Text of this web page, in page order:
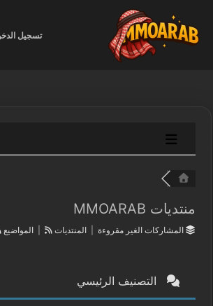
المحتوى
تسجيل
منتديات MMOARAB
المشاركات الغير مقروءة المنتديات المواضيع
التصنيف الرئيسي